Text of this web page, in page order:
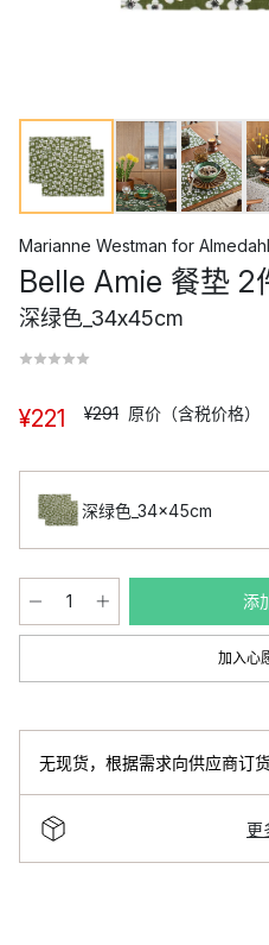
Marianne Westman for
Belle Amie 餐垫 2
深绿色_34x45cm
¥221 ¥291 原价（含税价格）
深绿色_34x45cm
添
加入心
无现货，根据需求向供应商订
更